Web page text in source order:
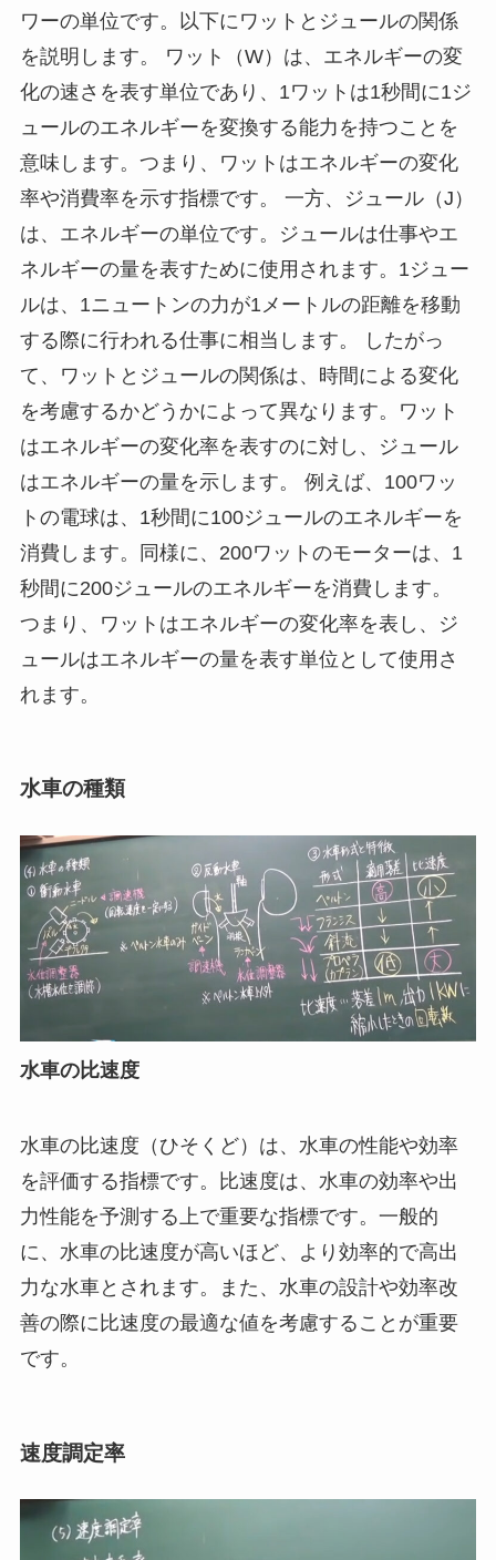
ワーの単位です。以下にワットとジュールの関係
を説明します。 ワット（W）は、エネルギーの変
化の速さを表す単位であり、1ワットは1秒間に1ジ
ュールのエネルギーを変換する能力を持つことを
意味します。つまり、ワットはエネルギーの変化
率や消費率を示す指標です。 一方、ジュール（J）
は、エネルギーの単位です。ジュールは仕事やエ
ネルギーの量を表すために使用されます。1ジュー
ルは、1ニュートンの力が1メートルの距離を移動
する際に行われる仕事に相当します。 したがっ
て、ワットとジュールの関係は、時間による変化
を考慮するかどうかによって異なります。ワット
はエネルギーの変化率を表すのに対し、ジュール
はエネルギーの量を示します。 例えば、100ワッ
トの電球は、1秒間に100ジュールのエネルギーを
消費します。同様に、200ワットのモーターは、1
秒間に200ジュールのエネルギーを消費します。
つまり、ワットはエネルギーの変化率を表し、ジ
ュールはエネルギーの量を表す単位として使用さ
れます。
水車の種類
水車の比速度
水車の比速度（ひそくど）は、水車の性能や効率
を評価する指標です。比速度は、水車の効率や出
力性能を予測する上で重要な指標です。一般的
に、水車の比速度が高いほど、より効率的で高出
力な水車とされます。また、水車の設計や効率改
善の際に比速度の最適な値を考慮することが重要
です。
速度調定率